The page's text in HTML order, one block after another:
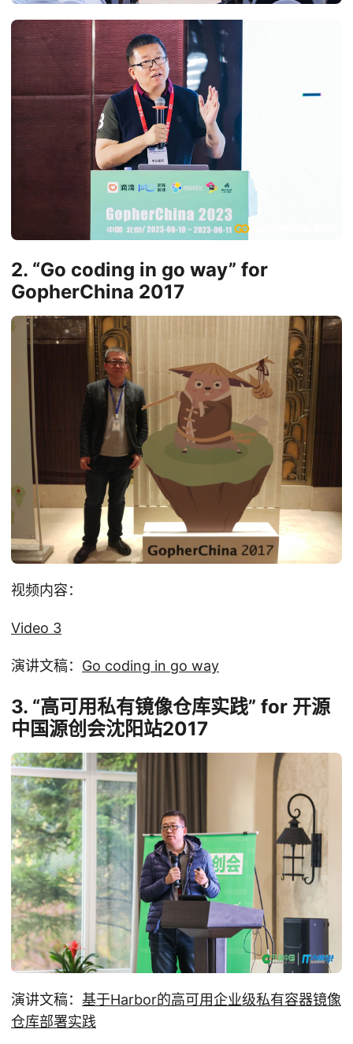
2. “Go coding in go way” for
GopherChina 2017
视频内容：
Video 3
演讲文稿： Go coding in go way
3. “高可用私有镜像仓库实践” for 开源
中国源创会沈阳站2017
演讲文稿： 基于Harbor的高可用企业级私有容器镜像
仓库部署实践